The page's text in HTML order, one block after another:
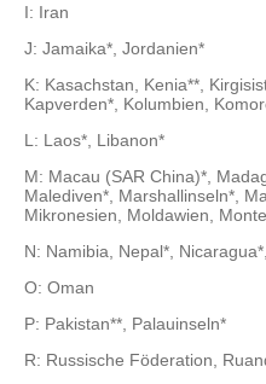
I: Iran
J: Jamaika*, Jordanien*
K: Kasachstan, Kenia**,
Kapverden*, Kolumbien,
L: Laos*, Libanon*
M: Macau (SAR China)*,
Malediven*, Marshallinseln*,
Mikronesien, Moldawien,
N: Namibia, Nepal*,
O: Oman
P: Pakistan**, Palauinseln*
R: Russische Föderation,